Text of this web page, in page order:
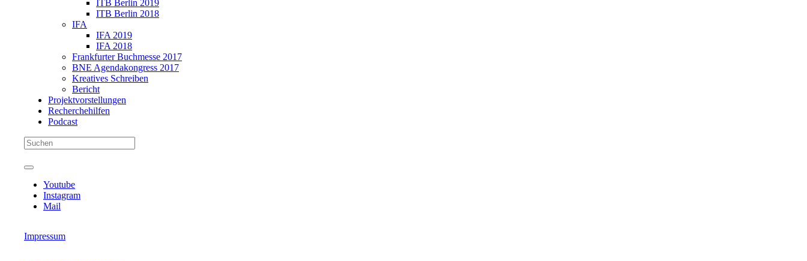
ITB Berlin 2019
ITB Berlin 2018
IFA
IFA 2019
IFA 2018
Frankfurter Buchmesse 2017
BNE Agendakongress 2017
Kreatives Schreiben
Bericht
Projektvorstellungen
Recherchehilfen
Podcast
Youtube
Instagram
Mail
Impressum